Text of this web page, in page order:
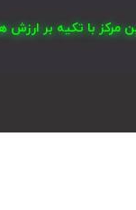
مرکز با تکیه بر